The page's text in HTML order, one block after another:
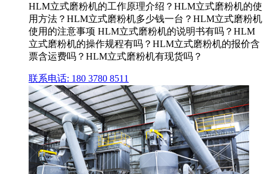
HLM立式磨粉机的工作原理介绍？HLM立式磨粉机的使
用方法？HLM立式磨粉机多少钱一台？HLM立式磨粉机
使用的注意事项 HLM立式磨粉机的说明书有吗？HLM
立式磨粉机的操作规程有吗？HLM立式磨粉机的报价含
票含运费吗？HLM立式磨粉机有现货吗？
联系电话: 180 3780 8511